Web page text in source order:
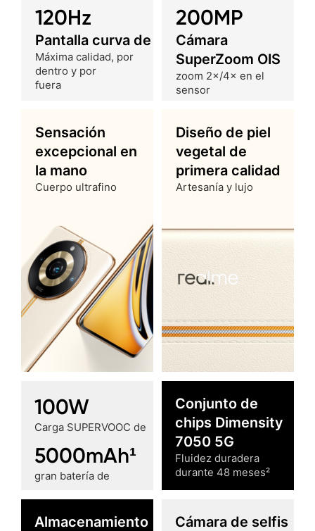
120Hz
Pantalla curva de
Máxima calidad, por
dentro y por
fuera
Sensación
excepcional en
la mano
Cuerpo ultrafino
100W
Carga SUPERVOOC de
5000mAh¹
gran batería de
Almacenamiento
200MP
Cámara
SuperZoom OIS
zoom 2×/4× en el
sensor
Diseño de piel
vegetal de
primera calidad
Artesanía y lujo
Conjunto de
chips Dimensity
7050 5G
Fluidez duradera
durante 48 meses²
Cámara de selfis